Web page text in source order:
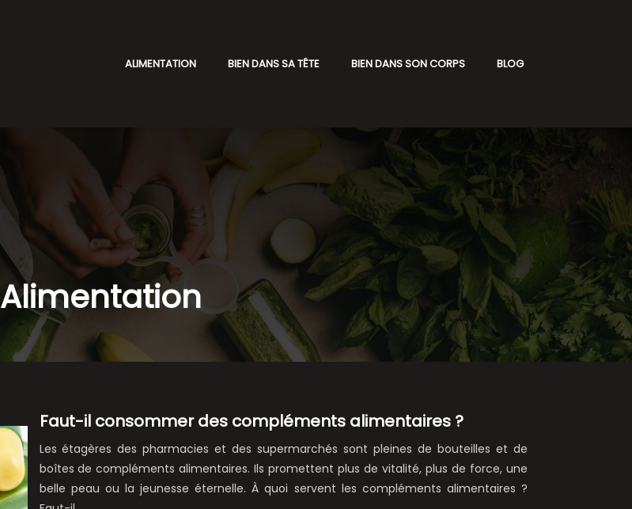
ALIMENTATION BIEN DANS SA TÊTE BIEN DANS SON CORPS BLOG
Alimentation
Faut-il consommer des compléments alimentaires ?
Les étagères des pharmacies et des supermarchés sont pleines de bouteilles et de
boîtes de compléments alimentaires. Ils promettent plus de vitalité, plus de force, une
belle peau ou la jeunesse éternelle. À quoi servent les compléments alimentaires ?